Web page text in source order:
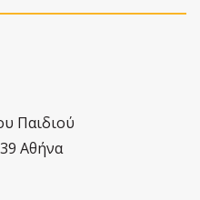
Παιδιού
Αθήνα